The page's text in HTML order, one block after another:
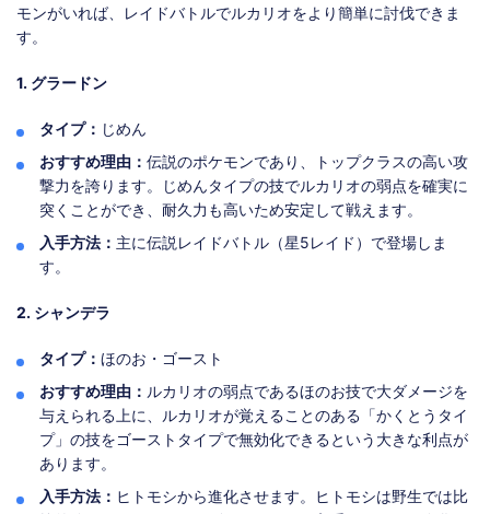
モンがいれば、レイドバトルでルカリオをより簡単に討伐できま
す。
1. グラードン
タイプ： じめん
おすすめ理由： 伝説のポケモンであり、トップクラスの高い攻
撃力を誇ります。じめんタイプの技でルカリオの弱点を確実に
突くことができ、耐久力も高いため安定して戦えます。
入手方法： 主に伝説レイドバトル（星5レイド）で登場しま
す。
2. シャンデラ
タイプ： ほのお・ゴースト
おすすめ理由： ルカリオの弱点であるほのお技で大ダメージを
与えられる上に、ルカリオが覚えることのある「かくとうタイ
プ」の技をゴーストタイプで無効化できるという大きな利点が
あります。
入手方法： ヒトモシから進化させます。ヒトモシは野生では比